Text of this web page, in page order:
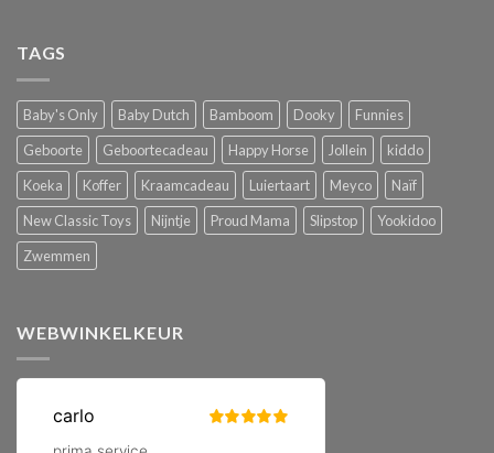
TAGS
Baby's Only Baby Dutch Bamboom Dooky
Funnies
Geboorte
Geboortecadeau Happy Horse Jollein
kiddo
Koeka
Koffer Kraamcadeau Luiertaart Meyco
Naïf
New Classic Toys
Nijntje Proud Mama Slipstop
Yookidoo
Zwemmen
WEBWINKELKEUR